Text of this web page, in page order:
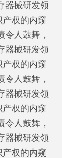
器械研发领
产权的内窥
令人鼓舞，
器械研发领
产权的内窥
令人鼓舞，
器械研发领
产权的内窥
令人鼓舞，
器械研发领
产权的内窥